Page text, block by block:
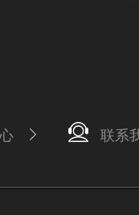
联系